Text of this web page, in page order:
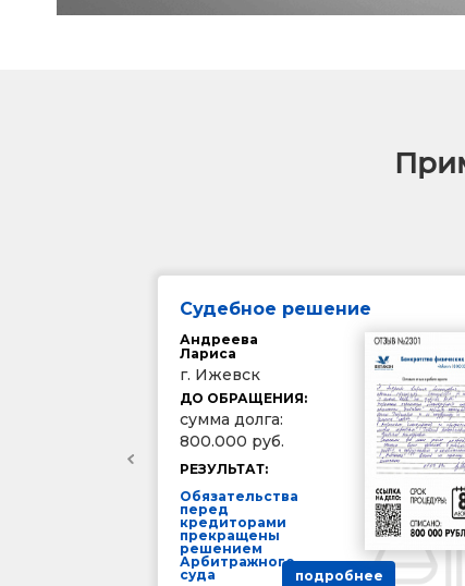
Судебное решение
Андреева
Лариса
г. Ижевск
ДО ОБРАЩЕНИЯ:
сумма долга:
800.000 руб.
РЕЗУЛЬТАТ:
Обязательства
перед
кредиторами
прекращены
решением
Арбитражного
суда
подробнее